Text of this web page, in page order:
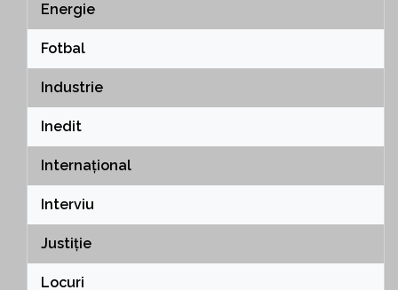
Energie
Fotbal
Industrie
Inedit
Internațional
Interviu
Justiție
Locuri